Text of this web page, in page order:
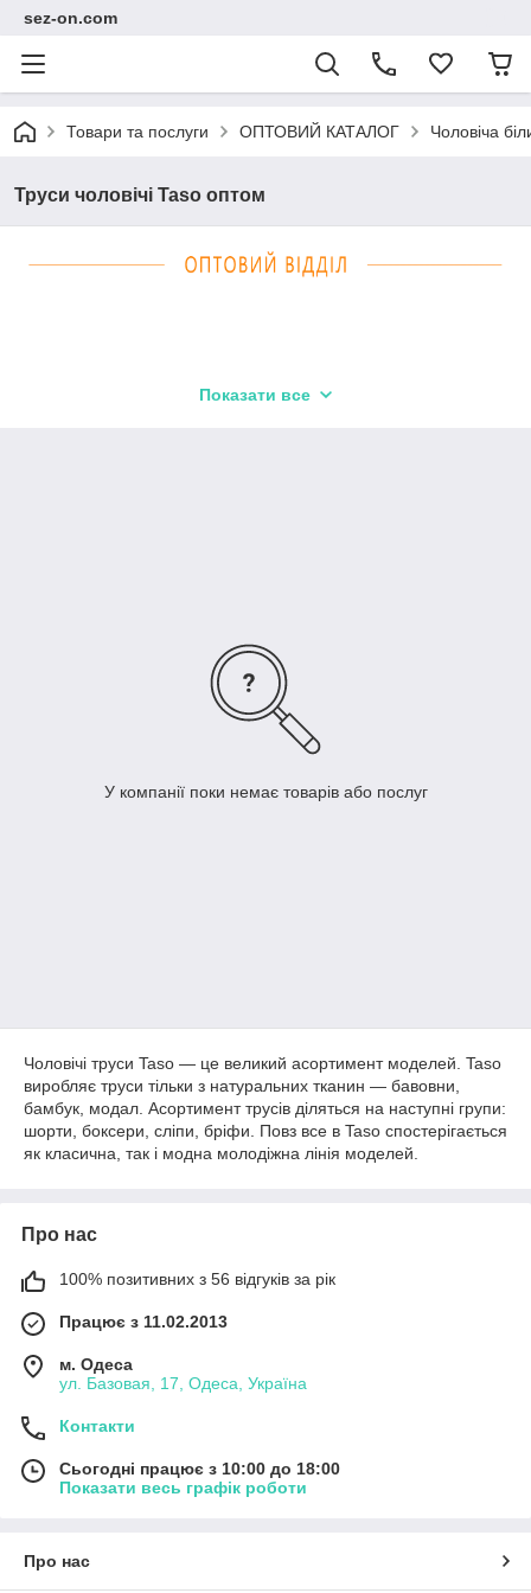
sez-on.com
Товари та послуги ОПТОВИЙ КАТАЛОГ Чоловіча
Труси чоловічі Taso оптом
Показати все
У компанії поки немає товарів або послуг
Чоловічі труси Taso ― це великий асортимент моделей. Taso
виробляє труси тільки з натуральних тканин ― бавовни,
бамбук, модал. Асортимент трусів діляться на наступні групи:
шорти, боксери, сліпи, бріфи. Повз все в Taso спостерігається
як класична, так і модна молодіжна лінія моделей.
Про нас
100% позитивних з 56 відгуків за рік
Працює з 11.02.2013
м. Одеса
ул. Базовая, 17, Одеса, Україна
Контакти
Сьогодні працює з 10:00 до 18:00
Показати весь графік роботи
Про нас